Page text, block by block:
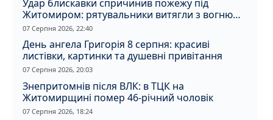
Удар блискавки спричинив пожежу під
Житомиром: рятувальники витягли з вогню
кота
07 Серпня 2026, 22:40
День ангела Григорія 8 серпня: красиві
листівки, картинки та душевні привітання
07 Серпня 2026, 20:03
Знепритомнів після ВЛК: в ТЦК на
Житомирщині помер 46-річний чоловік
07 Серпня 2026, 18:24